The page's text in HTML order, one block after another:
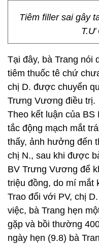
Tiêm filler sai gây
T.Ư
Tại đây, bà Trang nói
tiêm thuốc tê chứ
chị D. được chuyển
Trưng Vương điều trị.
Theo kết luận của
tắc động mạch mắt
thấy, ảnh hưởng đến
chị N., sau khi được
BV Trưng Vương để
triệu đồng, do mí mắt
Trao đổi với PV, chị
việc, bà Trang hẹn
gặp và bồi thường
ngày hẹn (9.8) bà